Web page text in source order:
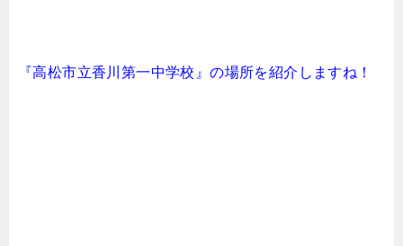
『高松市立香川第一中学校』の場所を紹介しますね！